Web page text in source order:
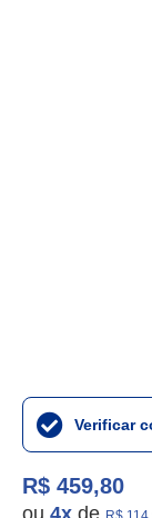
Verificar
R$ 459,80